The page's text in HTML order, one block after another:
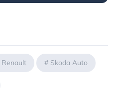
Renault # Skoda Auto